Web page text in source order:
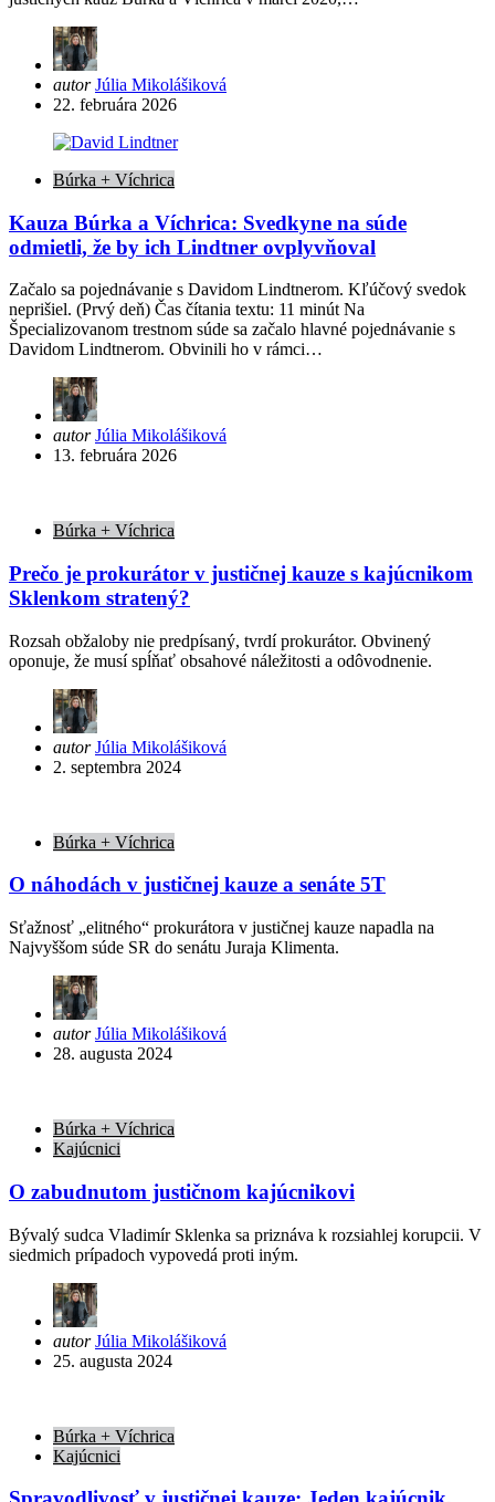
Posted
by
autor Júlia Mikolášiková
22. februára 2026
Búrka + Víchrica
Kauza Búrka a Víchrica: Svedkyne na súde
odmietli, že by ich Lindtner ovplyvňoval
Začalo sa pojednávanie s Davidom Lindtnerom. Kľúčový svedok
neprišiel. (Prvý deň) Čas čítania textu: 11 minút Na
Špecializovanom trestnom súde sa začalo hlavné pojednávanie s
Davidom Lindtnerom. Obvinili ho v rámci…
Posted
by
autor Júlia Mikolášiková
13. februára 2026
Búrka + Víchrica
Prečo je prokurátor v justičnej kauze s kajúcnikom
Sklenkom stratený?
Rozsah obžaloby nie predpísaný, tvrdí prokurátor. Obvinený
oponuje, že musí spĺňať obsahové náležitosti a odôvodnenie.
Posted
by
autor Júlia Mikolášiková
2. septembra 2024
Búrka + Víchrica
O náhodách v justičnej kauze a senáte 5T
Sťažnosť „elitného“ prokurátora v justičnej kauze napadla na
Najvyššom súde SR do senátu Juraja Klimenta.
Posted
by
autor Júlia Mikolášiková
28. augusta 2024
Búrka + Víchrica
Kajúcnici
O zabudnutom justičnom kajúcnikovi
Bývalý sudca Vladimír Sklenka sa priznáva k rozsiahlej korupcii. V
siedmich prípadoch vypovedá proti iným.
Posted
by
autor Júlia Mikolášiková
25. augusta 2024
Búrka + Víchrica
Kajúcnici